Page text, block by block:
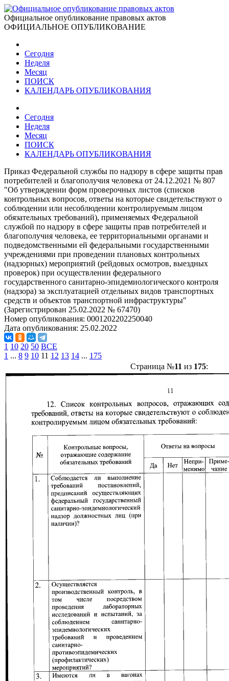
Официальное опубликование правовых актов
ОФИЦИАЛЬНОЕ ОПУБЛИКОВАНИЕ
Сегодня
Неделя
Месяц
ПОИСК
КАЛЕНДАРЬ ОПУБЛИКОВАНИЯ
Сегодня
Неделя
Месяц
ПОИСК
КАЛЕНДАРЬ ОПУБЛИКОВАНИЯ
Приказ Федеральной службы по надзору в сфере защиты прав
потребителей и благополучия человека от 24.12.2021 № 807
"Об утверждении форм проверочных листов (списков
контрольных вопросов, ответы на которые свидетельствуют о
соблюдении или несоблюдении контролируемым лицом
обязательных требований), применяемых Федеральной
службой по надзору в сфере защиты прав потребителей и
благополучия человека, ее территориальными органами и
подведомственными ей федеральными государственными
учреждениями при проведении плановых контрольных
(надзорных) мероприятий (рейдовых осмотров, выездных
проверок) при осуществлении федерального
государственного санитарно-эпидемиологического контроля
(надзора) за эксплуатацией отдельных видов транспортных
средств и объектов транспортной инфраструктуры"
(Зарегистрирован 25.02.2022 № 67470)
Номер опубликования: 0001202202250040
Дата опубликования: 25.02.2022
1 10 20 50 ВСЕ
1 ... 8 9 10 11 12 13 14 ... 175
Страница №11 из 175: